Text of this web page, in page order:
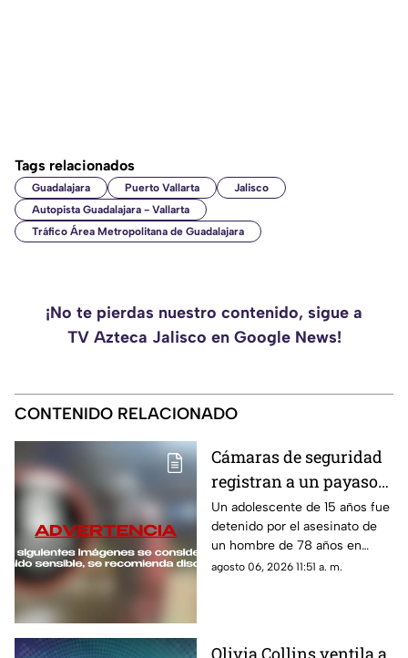
Tags relacionados
Guadalajara Puerto Vallarta
Jalisco
Autopista Guadalajara - Vallarta
Tráfico Área Metropolitana de Guadalajara
¡No te pierdas nuestro contenido, sigue a
TV Azteca Jalisco en Google News!
CONTENIDO RELACIONADO
Cámaras de seguridad
registran a un payaso
antes de un AS3S1N4T0
en Illinois
Un adolescente de 15 años fue
detenido por el asesinato de
un hombre de 78 años en
Illinois. Un video donde
agosto 06, 2026 11:51 a. m.
Olivia Collins ventila a